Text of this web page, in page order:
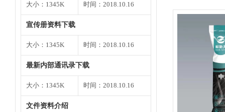
大小：1345K 时间：2018.10.16
宣传册资料下载
大小：1345K 时间：2018.10.16
最新内部通讯录下载
大小：1345K 时间：2018.10.16
文件资料介绍